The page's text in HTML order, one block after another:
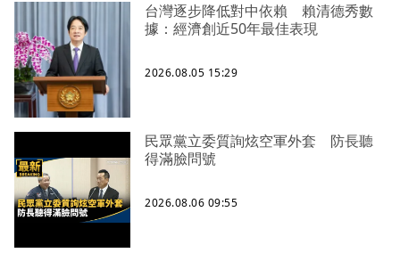
台灣逐步降低對中依賴 賴清德秀數
據：經濟創近50年最佳表現
2026.08.05 15:29
民眾黨立委質詢炫空軍外套 防長聽
得滿臉問號
2026.08.06 09:55